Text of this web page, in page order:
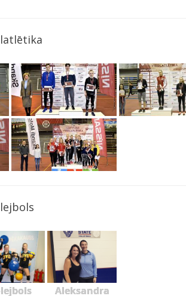
Aleksandra